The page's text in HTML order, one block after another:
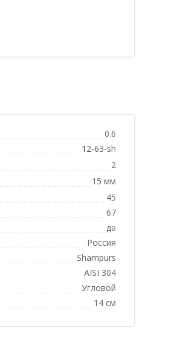
0.6
12-63-sh
2
15 мм
45
67
да
Россия
Shampurs
AISI 304
Угловой
14 см